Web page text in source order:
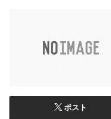
ポスト